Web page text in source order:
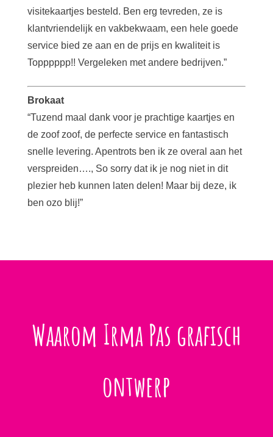
visitekaartjes besteld. Ben erg tevreden, ze is
klantvriendelijk en vakbekwaam, een hele goede
service bied ze aan en de prijs en kwaliteit is
Topppppp!! Vergeleken met andere bedrijven.”
Brokaat
“Tuzend maal dank voor je prachtige kaartjes en
de zoof zoof, de perfecte service en fantastisch
snelle levering. Apentrots ben ik ze overal aan het
verspreiden…., So sorry dat ik je nog niet in dit
plezier heb kunnen laten delen! Maar bij deze, ik
ben ozo blij!”
Waarom Irma Pas grafisch
ontwerp